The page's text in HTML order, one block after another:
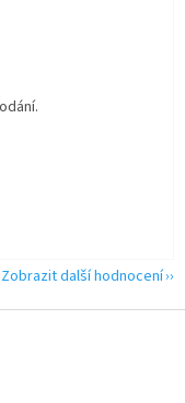
Zobrazit další hodnocení